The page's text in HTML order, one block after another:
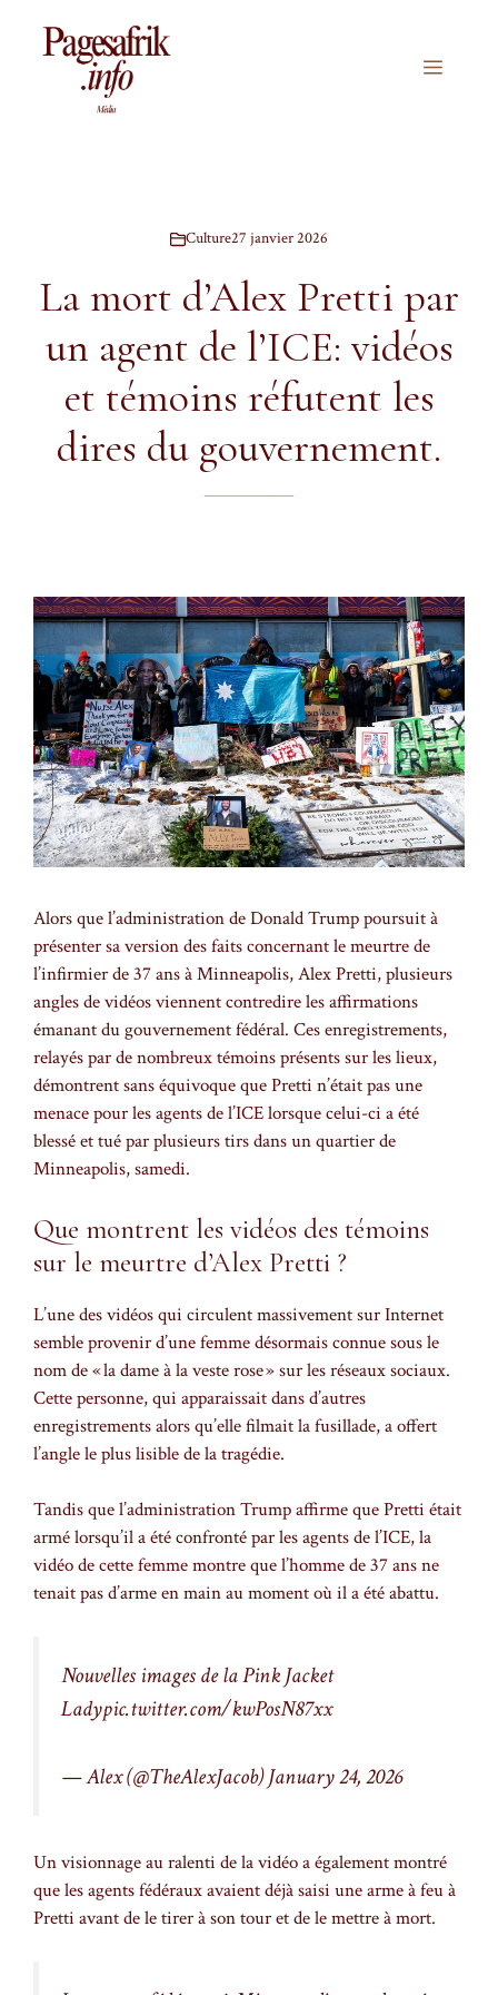
Menu
Culture27 janvier 2026
La mort d’Alex Pretti par
un agent de l’ICE: vidéos
et témoins réfutent les
dires du gouvernement.
Alors que l’administration de Donald Trump poursuit à
présenter sa version des faits concernant le meurtre de
l’infirmier de 37 ans à Minneapolis, Alex Pretti, plusieurs
angles de vidéos viennent contredire les affirmations
émanant du gouvernement fédéral. Ces enregistrements,
relayés par de nombreux témoins présents sur les lieux,
démontrent sans équivoque que Pretti n’était pas une
menace pour les agents de l’ICE lorsque celui-ci a été
blessé et tué par plusieurs tirs dans un quartier de
Minneapolis, samedi.
Que montrent les vidéos des témoins
sur le meurtre d’Alex Pretti ?
L’une des vidéos qui circulent massivement sur Internet
semble provenir d’une femme désormais connue sous le
nom de « la dame à la veste rose » sur les réseaux sociaux.
Cette personne, qui apparaissait dans d’autres
enregistrements alors qu’elle filmait la fusillade, a offert
l’angle le plus lisible de la tragédie.
Tandis que l’administration Trump affirme que Pretti était
armé lorsqu’il a été confronté par les agents de l’ICE, la
vidéo de cette femme montre que l’homme de 37 ans ne
tenait pas d’arme en main au moment où il a été abattu.
Nouvelles images de la Pink Jacket
Ladypic.twitter.com/kwPosN87xx
— Alex (@TheAlexJacob)January 24, 2026
Un visionnage au ralenti de la vidéo a également montré
que les agents fédéraux avaient déjà saisi une arme à feu à
Pretti avant de le tirer à son tour et de le mettre à mort.